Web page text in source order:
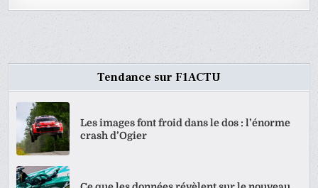
Tendance sur F1ACTU
Les images font froid dans le dos : l’énorme
crash d’Ogier